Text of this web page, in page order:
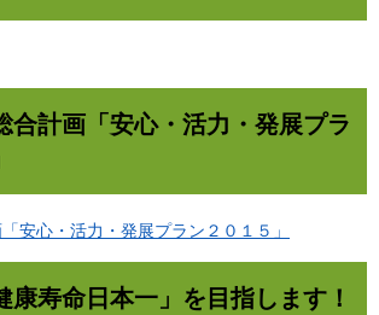
合計画「安心・活力・発展プラ
安心・活力・発展プラン２０１５」
康寿命日本一」を目指します！